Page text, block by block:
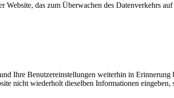
das zum Überwachen des Datenverkehrs
Ihre Benutzereinstellungen weiterhin in
nicht wiederholt dieselben Informationen